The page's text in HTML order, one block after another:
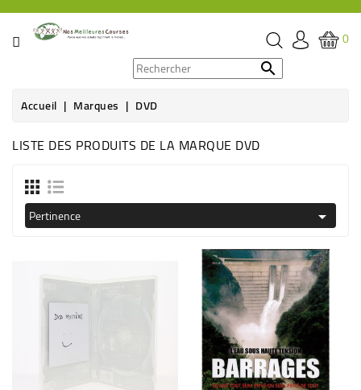
CATÉGORIE
ÉPICERIE
THÉ,
BOISSON
SANTÉ
0

Accueil Marques DVD
LISTE DES PRODUITS DE LA MARQUE DVD
Pertinence 